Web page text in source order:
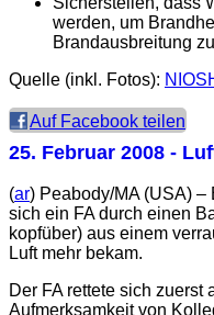
werden, um
Brandausbreitung
Quelle (inkl. Fotos):
Auf Facebook teilen
25. Februar 2008 -
(ar) Peabody/MA (USA) –
sich ein FA durch einen
kopfüber) aus einem
Luft mehr bekam.
Der FA rettete sich zuerst
Aufmerksamkeit von